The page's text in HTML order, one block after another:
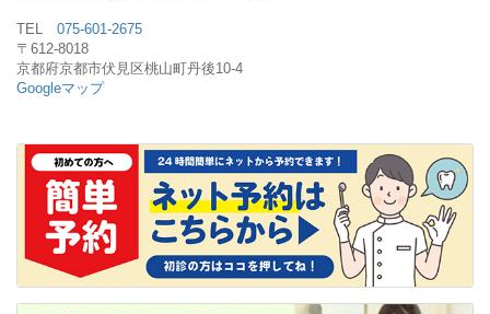
TEL 075-601-2675
〒612-8018
京都府京都市伏見区桃山町丹後10-4
Googleマップ